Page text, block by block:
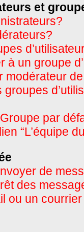
et
à un groupe
modérateur
groupes
par
“L’équipe
de
des
ou un